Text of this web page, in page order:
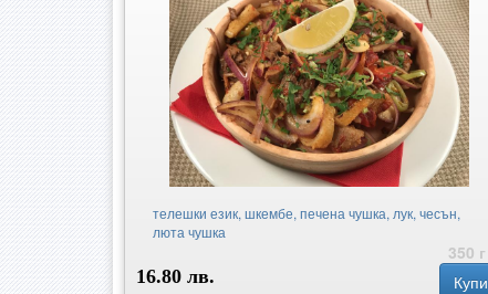
телешки език, шкембе, печена чушка, лук, чесън,
люта чушка
350 г
16.80 лв.
Купи